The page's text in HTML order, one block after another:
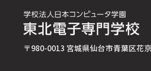
〒980-0013 宮城県仙台市青葉区花